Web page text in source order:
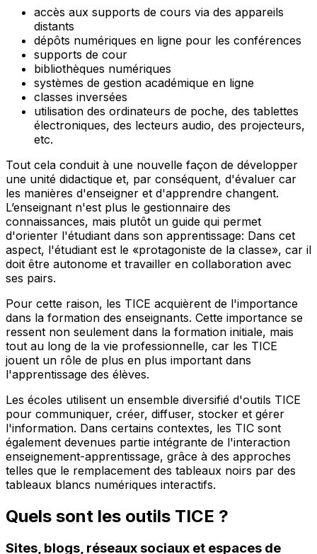
accès aux supports de cours via des appareils
distants
dépôts numériques en ligne pour les conférences
supports de cour
bibliothèques numériques
systèmes de gestion académique en ligne
classes inversées
utilisation des ordinateurs de poche, des tablettes
électroniques, des lecteurs audio, des projecteurs,
etc.
Tout cela conduit à une nouvelle façon de développer
une unité didactique et, par conséquent, d'évaluer car
les manières d'enseigner et d'apprendre changent.
L’enseignant n'est plus le gestionnaire des
connaissances, mais plutôt un guide qui permet
d'orienter l'étudiant dans son apprentissage: Dans cet
aspect, l'étudiant est le «protagoniste de la classe», car il
doit être autonome et travailler en collaboration avec
ses pairs.
Pour cette raison, les TICE acquièrent de l'importance
dans la formation des enseignants. Cette importance se
ressent non seulement dans la formation initiale, mais
tout au long de la vie professionnelle, car les TICE
jouent un rôle de plus en plus important dans
l'apprentissage des élèves.
Les écoles utilisent un ensemble diversifié d'outils TICE
pour communiquer, créer, diffuser, stocker et gérer
l'information. Dans certains contextes, les TIC sont
également devenues partie intégrante de l'interaction
enseignement-apprentissage, grâce à des approches
telles que le remplacement des tableaux noirs par des
tableaux blancs numériques interactifs.
Quels sont les outils TICE ?
Sites, blogs, réseaux sociaux et espaces de